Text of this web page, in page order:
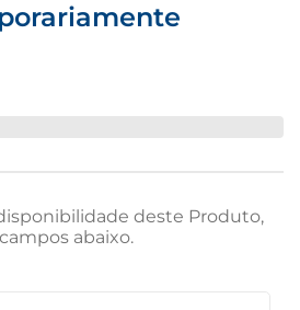
deste Produto,
abaixo.